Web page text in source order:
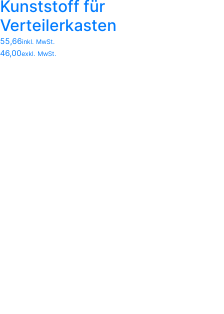
Kunststoff für
Verteilerkasten
55,66inkl. MwSt.
46,00exkl. MwSt.